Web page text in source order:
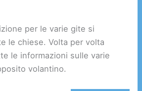
per le varie gite si
le chiese. Volta per volta
le informazioni sulle varie
volantino.